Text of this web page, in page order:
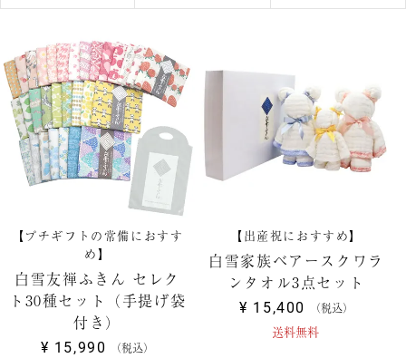
【プチギフトの常備におすす
め】
白雪友禅ふきん セレク
ト30種セット（手提げ袋
付き）
¥ 15,990 税込
【出産祝におすすめ】
白雪家族ベアースクワラ
ンタオル3点セット
¥ 15,400 税込
送料無料